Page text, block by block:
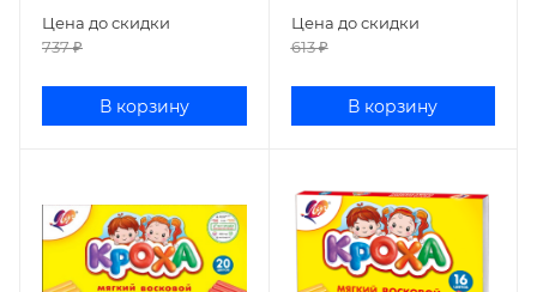
Цена до скидки
737₽
В корзину
Цена до скидки
613₽
В корзину